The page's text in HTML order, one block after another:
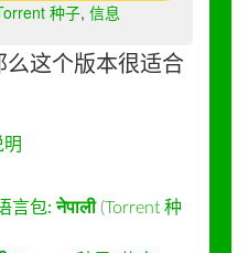
种子, 信息
么这个版本很适合
言包:नेपाली (Torrent 种